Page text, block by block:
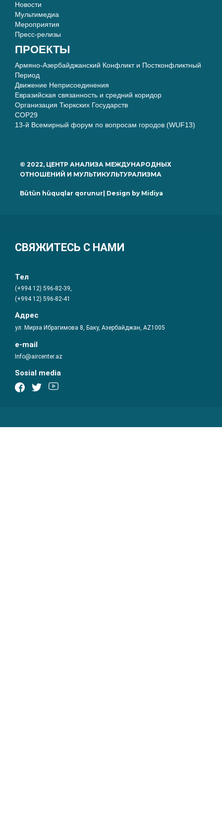
Новости
Мультимедиа
Мероприятия
Пресс-релизы
ПРОЕКТЫ
Армяно-Азербайджанский Конфликт и Постконфликтный
Период
Движение Неприсоединения
Евразийская связанность и средний коридор
Организация Тюркских Государств
COP29
13-й Всемирный форум по вопросам городов (WUF13)
© 2022, ЦЕНТР АНАЛИЗА МЕЖДУНАРОДНЫХ
ОТНОШЕНИЙ И МУЛЬТИКУЛЬТУРАЛИЗМА
Bütün hüquqlar qorunur| Design by Midiya
СВЯЖИТЕСЬ С НАМИ
Тел
(+994 12) 596-82-39,
(+994 12) 596-82-41
Адрес
ул. Мирза Ибрагимова 8, Баку, Азербайджан, AZ1005
e-mail
Info@aircenter.az
Sosial media